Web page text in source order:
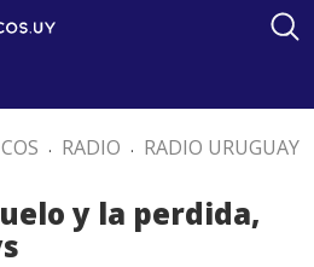
. RADIO . RADIO URUGUAY
y la perdida,